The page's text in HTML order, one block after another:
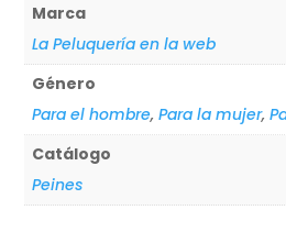
Marca
La Peluquería en la web
Género
Para el hombre,Para la mujer,
Catálogo
Peines